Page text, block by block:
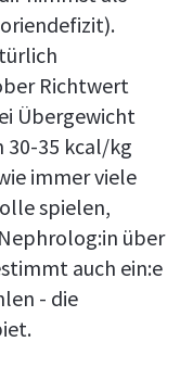
Richtwert
Übergewicht
30-35 kcal/kg
immer viele
spielen,
über
auch ein:e
- die